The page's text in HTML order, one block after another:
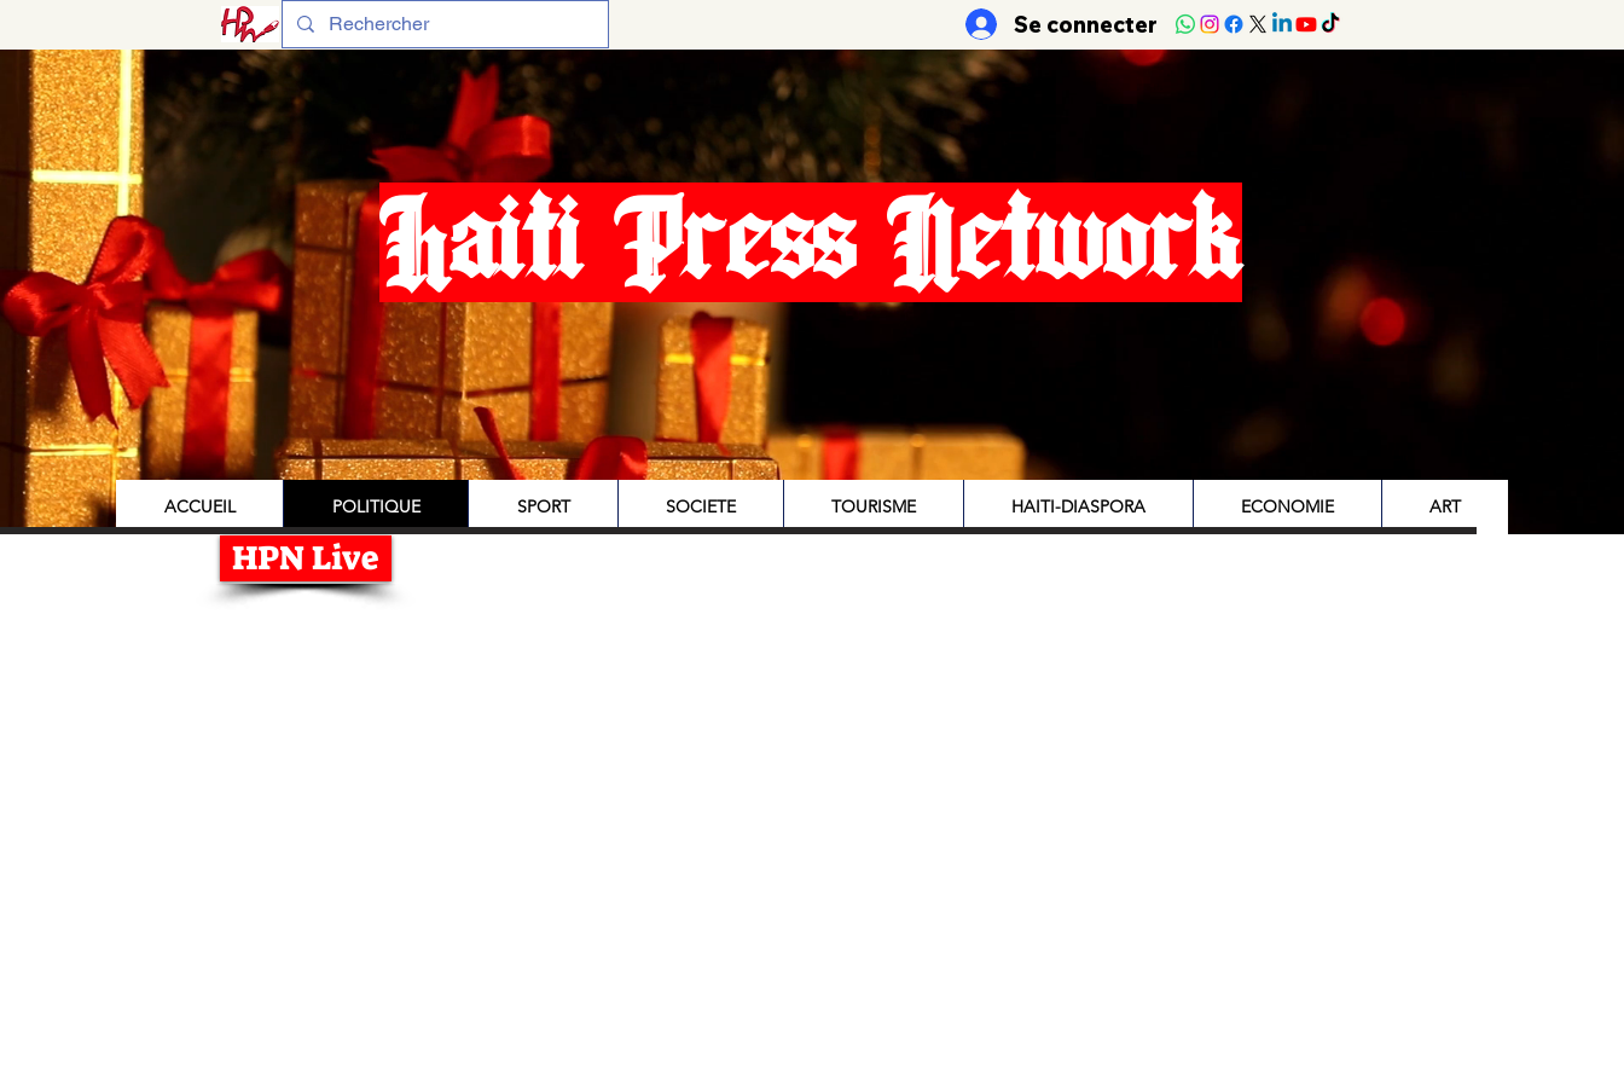
Se connecter
Haiti Press Network
ACCUEIL POLITIQUE SPORT SOCIETE TOURISME HAITI-DIASPORA ECONOMIE ART
HPN Live